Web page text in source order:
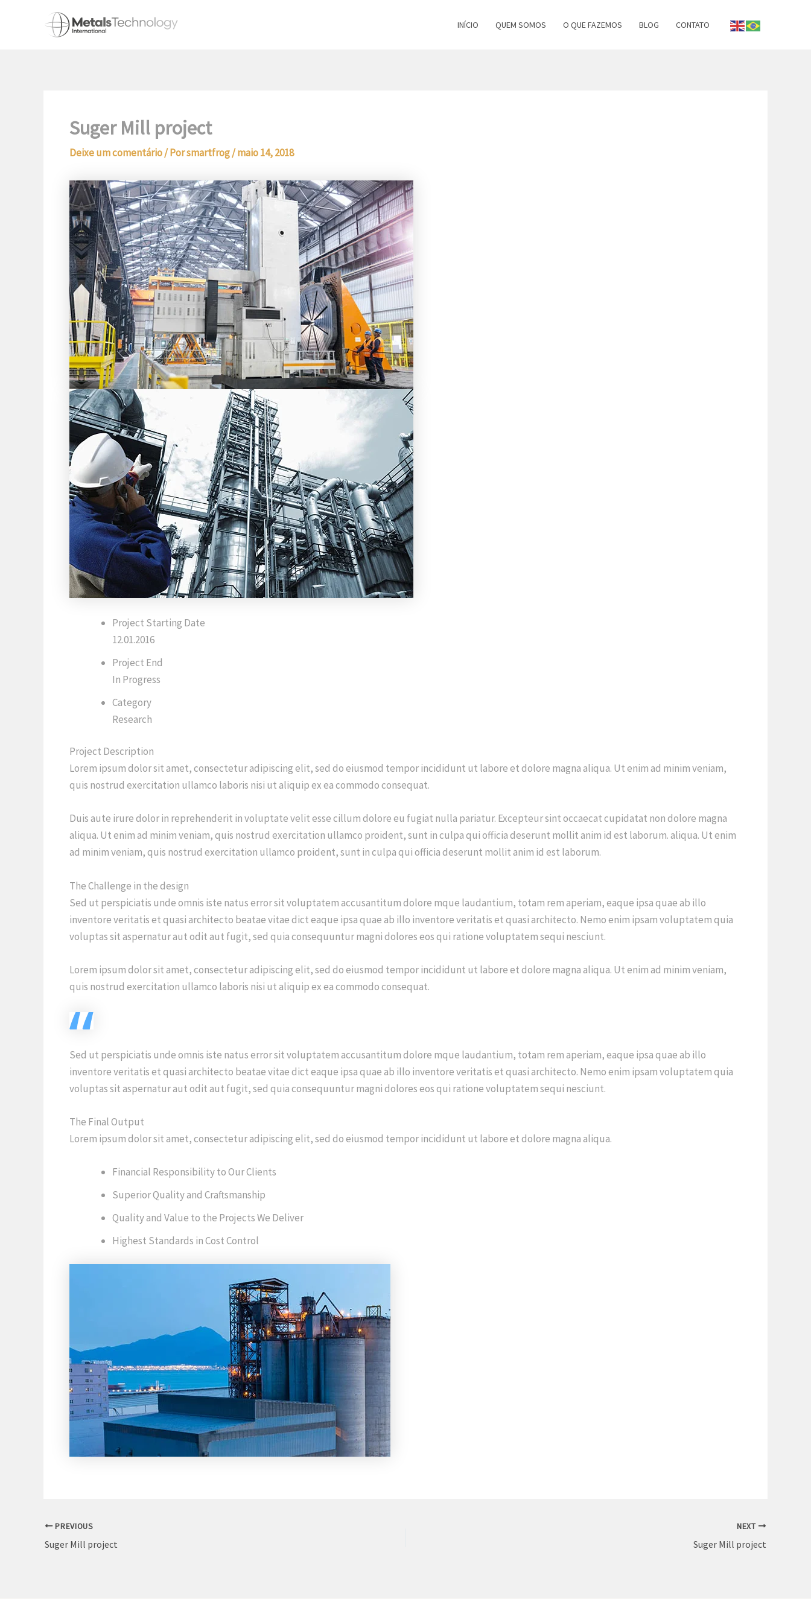
INÍCIO QUEM SOMOS O QUE FAZEMOS BLOG CONTATO
Suger Mill project
Deixe um comentário / Porsmartfrog/maio 14, 2018
Project Starting Date
12.01.2016
Project End
In Progress
Category
Research
Project Description
Lorem ipsum dolor sit amet, consectetur adipiscing elit, sed do eiusmod tempor incididunt ut labore et dolore magna aliqua. Ut enim ad minim veniam,
quis nostrud exercitation ullamco laboris nisi ut aliquip ex ea commodo consequat.
Duis aute irure dolor in reprehenderit in voluptate velit esse cillum dolore eu fugiat nulla pariatur. Excepteur sint occaecat cupidatat non dolore magna
aliqua. Ut enim ad minim veniam, quis nostrud exercitation ullamco proident, sunt in culpa qui officia deserunt mollit anim id est laborum. aliqua. Ut enim
ad minim veniam, quis nostrud exercitation ullamco proident, sunt in culpa qui officia deserunt mollit anim id est laborum.
The Challenge in the design
Sed ut perspiciatis unde omnis iste natus error sit voluptatem accusantitum dolore mque laudantium, totam rem aperiam, eaque ipsa quae ab illo
inventore veritatis et quasi architecto beatae vitae dict eaque ipsa quae ab illo inventore veritatis et quasi architecto. Nemo enim ipsam voluptatem quia
voluptas sit aspernatur aut odit aut fugit, sed quia consequuntur magni dolores eos qui ratione voluptatem sequi nesciunt.
Lorem ipsum dolor sit amet, consectetur adipiscing elit, sed do eiusmod tempor incididunt ut labore et dolore magna aliqua. Ut enim ad minim veniam,
quis nostrud exercitation ullamco laboris nisi ut aliquip ex ea commodo consequat.
Sed ut perspiciatis unde omnis iste natus error sit voluptatem accusantitum dolore mque laudantium, totam rem aperiam, eaque ipsa quae ab illo
inventore veritatis et quasi architecto beatae vitae dict eaque ipsa quae ab illo inventore veritatis et quasi architecto. Nemo enim ipsam voluptatem quia
voluptas sit aspernatur aut odit aut fugit, sed quia consequuntur magni dolores eos qui ratione voluptatem sequi nesciunt.
The Final Output
Lorem ipsum dolor sit amet, consectetur adipiscing elit, sed do eiusmod tempor incididunt ut labore et dolore magna aliqua.
Financial Responsibility to Our Clients
Superior Quality and Craftsmanship
Quality and Value to the Projects We Deliver
Highest Standards in Cost Control
PREVIOUS
Suger Mill project
NEXT
Suger Mill project